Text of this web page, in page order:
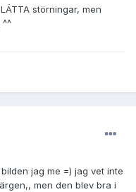
störningar, men
^^
jag me =) jag vet inte
men den blev bra i